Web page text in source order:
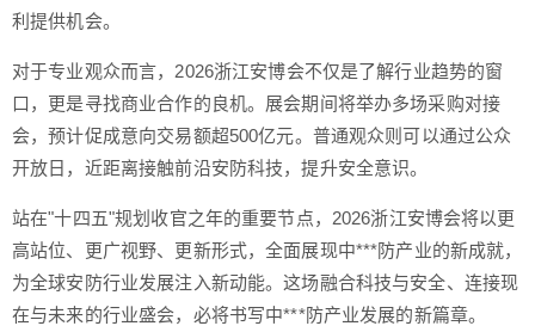
利提供机会。
对于专业观众而言，2026浙江安博会不仅是了解行业趋势的窗
口，更是寻找商业合作的良机。展会期间将举办多场采购对接
会，预计促成意向交易额超500亿元。普通观众则可以通过公众
开放日，近距离接触前沿安防科技，提升安全意识。
站在"十四五"规划收官之年的重要节点，2026浙江安博会将以更
高站位、更广视野、更新形式，全面展现中***防产业的新成就，
为全球安防行业发展注入新动能。这场融合科技与安全、连接现
在与未来的行业盛会，必将书写中***防产业发展的新篇章。